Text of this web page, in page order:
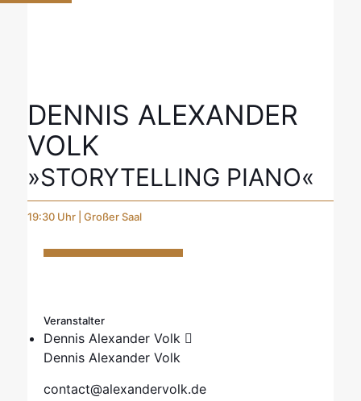
DENNIS ALEXANDER
VOLK
»STORYTELLING PIANO«
19:30 Uhr | Großer Saal
Veranstalter
Dennis Alexander Volk
Dennis Alexander Volk
contact@alexandervolk.de